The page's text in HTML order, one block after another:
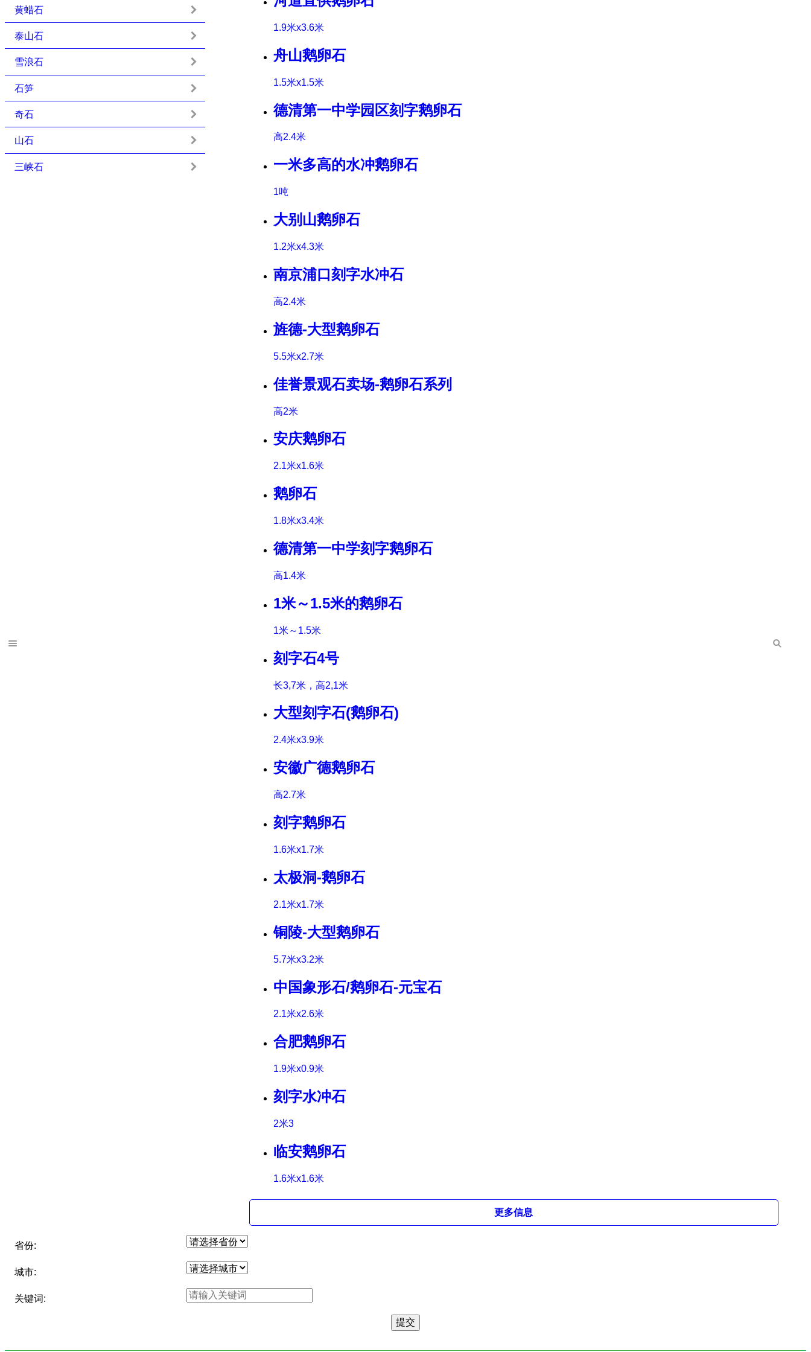
1.9米x3.6米
舟山鹅卵石
1.5米x1.5米
德清第一中学园区刻字鹅卵石
高2.4米
一米多高的水冲鹅卵石
1吨
大别山鹅卵石
1.2米x4.3米
南京浦口刻字水冲石
高2.4米
旌德-大型鹅卵石
5.5米x2.7米
佳誉景观石卖场-鹅卵石系列
高2米
安庆鹅卵石
2.1米x1.6米
鹅卵石
1.8米x3.4米
德清第一中学刻字鹅卵石
高1.4米
1米～1.5米的鹅卵石
1米～1.5米
刻字石4号
长3,7米，高2,1米
大型刻字石(鹅卵石)
2.4米x3.9米
安徽广德鹅卵石
高2.7米
刻字鹅卵石
1.6米x1.7米
太极洞-鹅卵石
2.1米x1.7米
铜陵-大型鹅卵石
5.7米x3.2米
中国象形石/鹅卵石-元宝石
2.1米x2.6米
合肥鹅卵石
1.9米x0.9米
刻字水冲石
2米3
临安鹅卵石
1.6米x1.6米
更多信息
黄蜡石
泰山石
雪浪石
石笋
奇石
山石
三峡石
省份:
城市:
关键词: